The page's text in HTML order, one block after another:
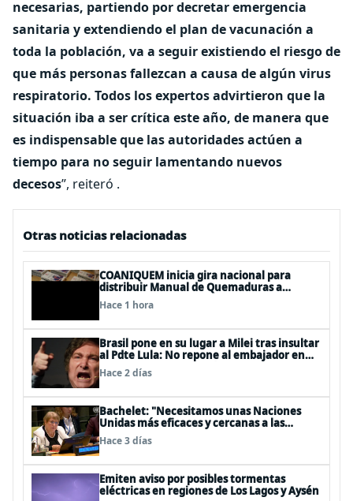
necesarias, partiendo por decretar emergencia
sanitaria y extendiendo el plan de vacunación a
toda la población, va a seguir existiendo el riesgo de
que más personas fallezcan a causa de algún virus
respiratorio. Todos los expertos advirtieron que la
situación iba a ser crítica este año, de manera que
es indispensable que las autoridades actúen a
tiempo para no seguir lamentando nuevos
decesos”, reiteró .
Otras noticias relacionadas
COANIQUEM inicia gira nacional para
distribuir Manual de Quemaduras a
profesionales de la salud
Hace 1 hora
Brasil pone en su lugar a Milei tras insultar
al Pdte Lula: No repone al embajador en
BBSS y rebaja la relación bilateral
Hace 2 días
Bachelet: "Necesitamos unas Naciones
Unidas más eficaces y cercanas a las
personas"
Hace 3 días
Emiten aviso por posibles tormentas
eléctricas en regiones de Los Lagos y Aysén